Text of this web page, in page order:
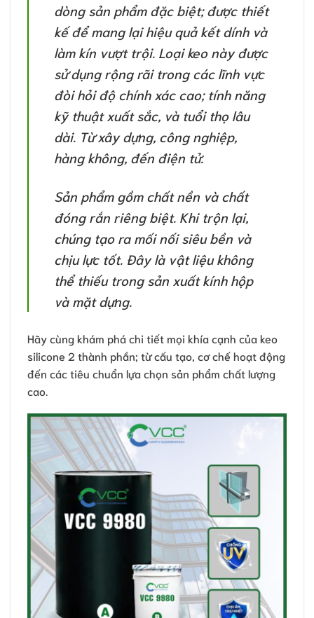
dòng sản phẩm đặc biệt; được thiết
kế để mang lại hiệu quả kết dính và
làm kín vượt trội. Loại keo này được
sử dụng rộng rãi trong các lĩnh vực
đòi hỏi độ chính xác cao; tính năng
kỹ thuật xuất sắc, và tuổi thọ lâu
dài. Từ xây dựng, công nghiệp,
hàng không, đến điện tử.
Sản phẩm gồm chất nền và chất
đóng rắn riêng biệt. Khi trộn lại,
chúng tạo ra mối nối siêu bền và
chịu lực tốt. Đây là vật liệu không
thể thiếu trong sản xuất kính hộp
và mặt dựng.
Hãy cùng khám phá chi tiết mọi khía cạnh của keo
silicone 2 thành phần; từ cấu tạo, cơ chế hoạt động
đến các tiêu chuẩn lựa chọn sản phẩm chất lượng
cao.